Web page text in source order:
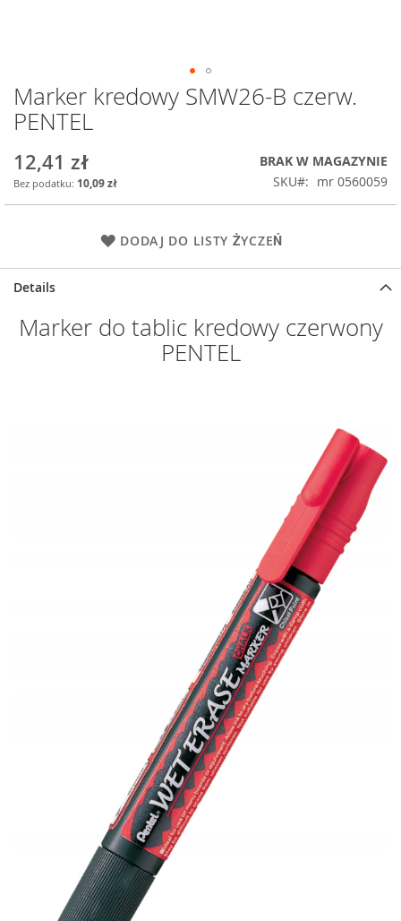
Przejdź
na
początek
Marker kredowy SMW26-B czerw.
PENTEL
12,41 zł
10,09 zł
BRAK W MAGAZYNIE
SKU
mr 0560059
DODAJ DO LISTY ŻYCZEŃ
Details
Marker do tablic kredowy czerwony
PENTEL